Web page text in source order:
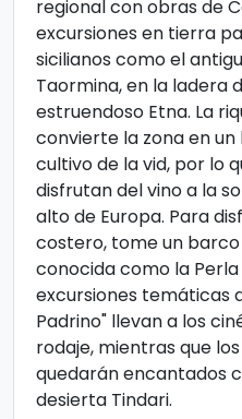
regional con obras de
excursiones en tierra
sicilianos como el
Taormina, en la ladera
estruendoso Etna. La
convierte la zona en
cultivo de la vid, por lo
disfrutan del vino a la
alto de Europa. Para
costero, tome un barco
conocida como la Perla
excursiones temáticas
Padrino" llevan a los
rodaje, mientras que
quedarán encantados
desierta Tindari.